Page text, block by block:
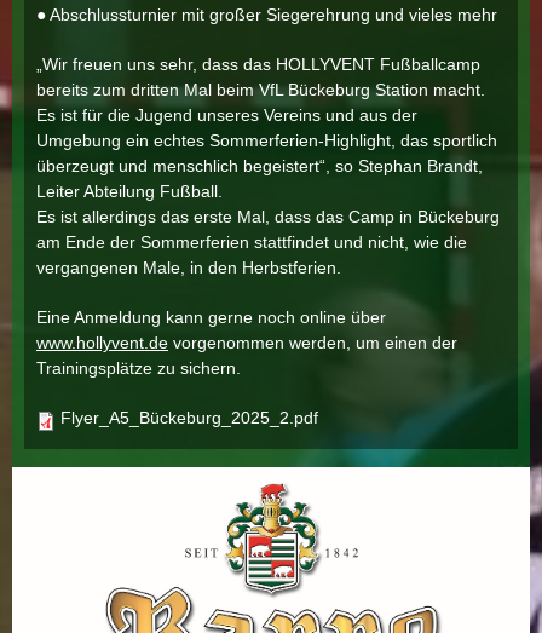
● Abschlussturnier mit großer Siegerehrung und vieles mehr
„Wir freuen uns sehr, dass das HOLLYVENT Fußballcamp
bereits zum dritten Mal beim VfL Bückeburg Station macht.
Es ist für die Jugend unseres Vereins und aus der
Umgebung ein echtes Sommerferien-Highlight, das sportlich
überzeugt und menschlich begeistert“, so Stephan Brandt,
Leiter Abteilung Fußball.
Es ist allerdings das erste Mal, dass das Camp in Bückeburg
am Ende der Sommerferien stattfindet und nicht, wie die
vergangenen Male, in den Herbstferien.
Eine Anmeldung kann gerne noch online über
www.hollyvent.de vorgenommen werden, um einen der
Trainingsplätze zu sichern.
Flyer_A5_Bückeburg_2025_2.pdf